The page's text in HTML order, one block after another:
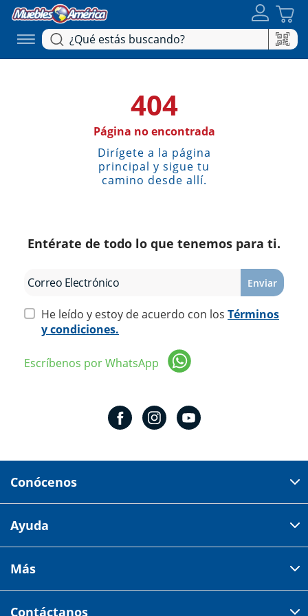
404
Página no encontrada
Dirígete a la página
principal y sigue tu
camino desde allí.
Entérate de todo lo que tenemos para ti.
Enviar
He leído y estoy de acuerdo con los Términos
y condiciones.
Escríbenos por WhatsApp
Conócenos
Av 18 de marzo # 309. Colonia la Nogalera.
Tiendas
Ayuda
Centro de ayuda
Más
Contáctanos